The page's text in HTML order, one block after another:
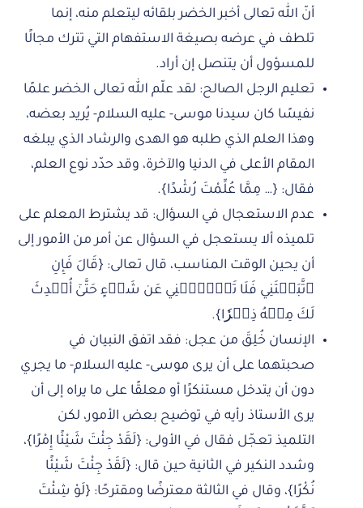
أنّ الله تعالى أخبر الخضر بلقائه ليتعلم منه، إنما
تلطف في عرضه بصيغة الاستفهام التي تترك مجالًا
للمسؤول أن يتنصل إن أراد.
تعليم الرجل الصالح: لقد علّم الله تعالى الخضر علمًا
نفيسًا كان سيدنا موسى- عليه السلام- يُريد بعضه،
وهذا العلم الذي طلبه هو الهدى والرشاد الذي يبلغه
المقام الأعلى في الدنيا والآخرة، وقد حدّد نوع العلم،
فقال: {… مِمَّا عُلِّمْتَ رُشْدًا}.
عدم الاستعجال في السؤال: قد يشترط المعلم على
تلميذه ألا يستعجل في السؤال عن أمر من الأمور إلى
أن يحين الوقت المناسب، قال تعالى: {قَالَ فَإِنِ
ٱتَّبَعۡتَنِي فَلَا تَسۡ‍َٔلۡنِي عَن شَيۡءٍ حَتَّىٰٓ أُحۡدِثَ
لَكَ مِنۡهُ ذِكۡرٗا}.
الإنسان خُلِقَ من عجل: فقد اتفق النبيان في
صحبتهما على أن يرى موسى- عليه السلام- ما يجري
دون أن يتدخل مستنكرًا أو معلقًا على ما يراه إلى أن
يرى الأستاذ رأيه في توضيح بعض الأمور، لكن
التلميذ تعجّل فقال في الأولى: {لَقَدْ جِئْتَ شَيْئًا إِمْرًا}،
وشدد النكير في الثانية حين قال: {لَقَدْ جِئْتَ شَيْئًا
نُكْرًا}، وقال في الثالثة معترضًا ومقترحًا: {لَوْ شِئْتَ